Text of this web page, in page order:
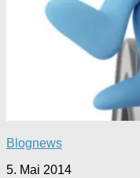
Blognews
5. Mai 2014